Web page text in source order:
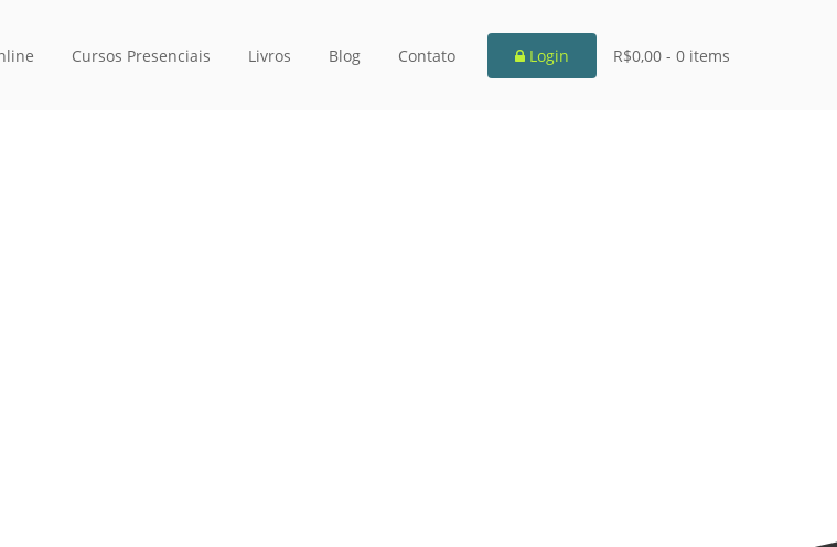
Cursos Presenciais Livros Blog Contato Login R$0,00 - 0 items